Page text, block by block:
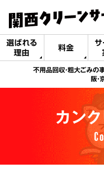
選ばれる
理由
料金
不用品回収・粗大ごみの
阪・
カン